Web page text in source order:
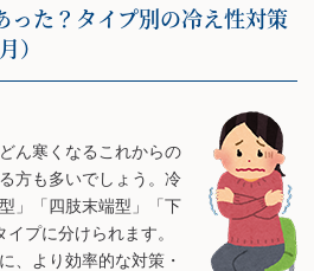
った？タイプ別の冷え性対策
）
ん寒くなるこれからの
方も多いでしょう。冷
」「四肢末端型」「下
プに分けられます。
、より効率的な対策・